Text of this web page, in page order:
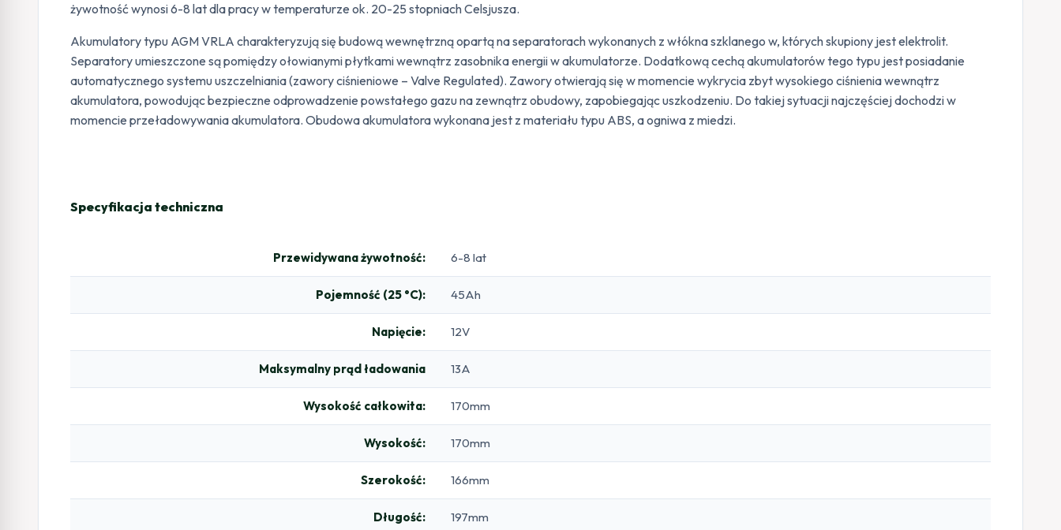
żywotność wynosi 6-8 lat dla pracy w temperaturze ok. 20-25 stopniach Celsjusza.
Akumulatory typu AGM VRLA charakteryzują się budową wewnętrzną opartą na separatorach wykonanych z włókna szklanego w, których skupiony jest elektrolit.
Separatory umieszczone są pomiędzy ołowianymi płytkami wewnątrz zasobnika energii w akumulatorze. Dodatkową cechą akumulatorów tego typu jest posiadanie
automatycznego systemu uszczelniania (zawory ciśnieniowe – Valve Regulated). Zawory otwierają się w momencie wykrycia zbyt wysokiego ciśnienia wewnątrz
akumulatora, powodując bezpieczne odprowadzenie powstałego gazu na zewnątrz obudowy, zapobiegając uszkodzeniu. Do takiej sytuacji najczęściej dochodzi w
momencie przeładowywania akumulatora. Obudowa akumulatora wykonana jest z materiału typu ABS, a ogniwa z miedzi.
Specyfikacja techniczna
Przewidywana żywotność: 6-8 lat
Pojemność (25 °C): 45Ah
Napięcie: 12V
Maksymalny prąd ładowania 13A
Wysokość całkowita: 170mm
Wysokość: 170mm
Szerokość: 166mm
Długość: 197mm